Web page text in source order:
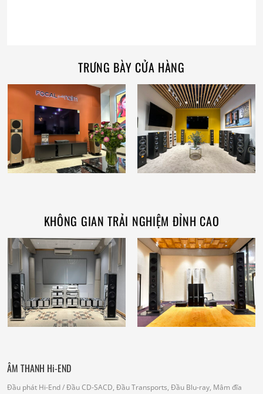
TRƯNG BÀY CỬA HÀNG
KHÔNG GIAN TRẢI NGHIỆM ĐỈNH CAO
ÂM THANH Hi-END
Đầu phát Hi-End/ Đầu CD-SACD, Đầu Transports, Đầu Blu-ray, Mâm đĩa